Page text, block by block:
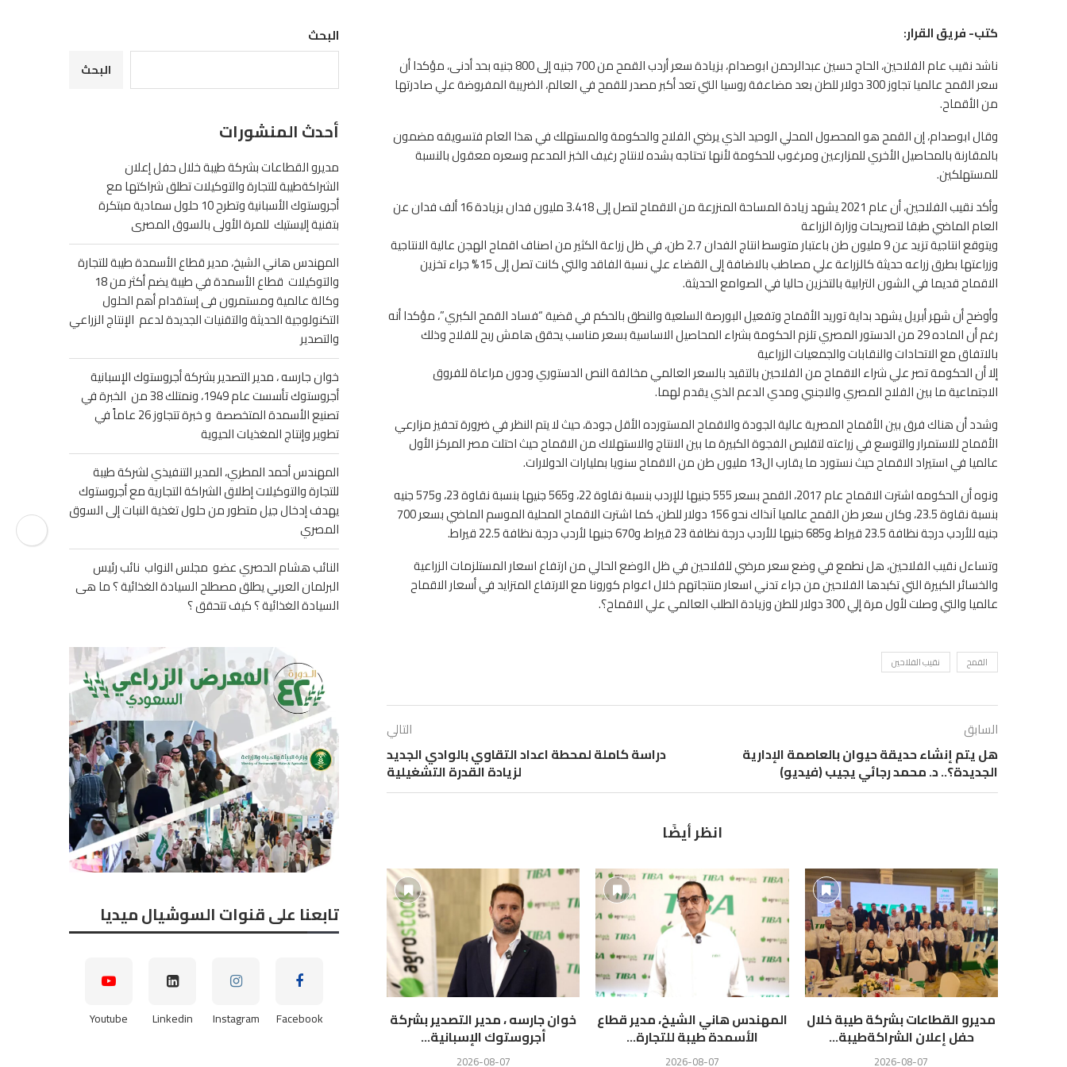
كتب- فريق القرار:
ناشد نقيب عام الفلاحين، الحاج حسين عبدالرحمن ابوصدام، بزيادة سعر أردب القمح من 700 جنيه إلى 800 جنيه بحد أدنى، مؤكدا أن
سعر القمح عالميا تجاوز 300 دولار للطن بعد مضاعفة روسيا التي تعد أكبر مصدر للقمح في العالم، الضريبة المفروضة علي صادرتها
من الأقماح.
وقال ابوصدام، إن القمح هو المحصول المحلي الوحيد الذي يرضي الفلاح والحكومة والمستهلك في هذا العام فتسويقه مضمون
بالمقارنة بالمحاصيل الأخري للمزارعين ومرغوب للحكومة لأنها تحتاجه بشده لانتاج رغيف الخبز المدعم وسعره معقول بالنسبة
للمستهلكين.
وأكد نقيب الفلاحين، أن عام 2021 يشهد زيادة المساحة المنزرعة من الاقماح لتصل إلى 3.418 مليون فدان بزيادة 16 ألف فدان عن
العام الماضي طبقا لتصريحات وزارة الزراعة
ويتوقع انتاجية تزيد عن 9 مليون طن باعتبار متوسط انتاج الفدان 2.7 طن، في ظل زراعة الكثير من اصناف اقماح الهجن عالية الانتاجية
وزراعتها بطرق زراعه حديثة كالزراعة علي مصاطب بالاضافة إلى القضاء علي نسبة الفاقد والتي كانت تصل إلى 15% جراء تخزين
الاقماح قديما في الشون الترابية بالتخزين حاليا في الصوامع الحديثة.
وأوضح أن شهر أبريل يشهد بداية توريد الأقماح وتفعيل البورصة السلعية والنطق بالحكم في قضية “فساد القمح الكبري”، مؤكدا أنه
رغم أن الماده 29 من الدستور المصري تلزم الحكومة بشراء المحاصيل الاساسية بسعر مناسب يحقق هامش ربح للفلاح وذلك
بالاتفاق مع الاتحادات والنقابات والجمعيات الزراعية
إلا أن الحكومة تصر علي شراء الاقماح من الفلاحين بالتقيد بالسعر العالمي مخالفة النص الدستوري ودون مراعاة للفروق
الاجتماعية ما بين الفلاح المصري والاجنبي ومدي الدعم الذي يقدم لهما.
وشدد أن هناك فرق بين الأقماح المصرية عالية الجودة والاقماح المستورده الأقل جودة، حيث لا يتم النظر في ضرورة تحفيز مزارعي
الأقماح للاستمرار والتوسع في زراعته لتقليص الفجوة الكبيرة ما بين الانتاج والاستهلاك من الاقماح حيث احتلت مصر المركز الأول
عالميا في استيراد الاقماح حيث نستورد ما يقارب ال13 مليون طن من الاقماح سنويا بمليارات الدولارات.
ونوه أن الحكومه اشترت الاقماح عام 2017، القمح بسعر 555 جنيها للإردب بنسبة نقاوة 22، و565 جنيها بنسبة نقاوة 23، و575 جنيه
بنسبة نقاوة 23.5، وكان سعر طن القمح عالميا آنذاك نحو 156 دولار للطن، كما اشترت الاقماح المحلية الموسم الماضي بسعر 700
جنيه للأردب درجة نظافة 23.5 قيراط، و685 جنيها للأردب درجة نظافة 23 قيراط، و670 جنيها لأردب درجة نظافة 22.5 قيراط.
وتساءل نقيب الفلاحين، هل نطمع في وضع سعر مرضي للفلاحين في ظل الوضع الحالي من ارتفاع اسعار المستلزمات الزراعية
والخسائر الكبيرة التي تكبدها الفلاحين من جراء تدني اسعار منتجاتهم خلال اعوام كورونا مع الارتفاع المتزايد في أسعار الاقماح
عالميا والتي وصلت لأول مرة إلي 300 دولار للطن وزيادة الطلب العالمي علي الاقماح؟.
القمح نقيب الفلاحين
السابق
هل يتم إنشاء حديقة حيوان بالعاصمة الإدارية
الجديدة؟.. د. محمد رجائي يجيب (فيديو)
التالي
دراسة كاملة لمحطة اعداد التقاوي بالوادي الجديد
لزيادة القدرة التشغيلية
انظر أيضًا
مديرو القطاعات بشركة طيبة خلال
حفل إعلان الشراكةطيبة...
2026-08-07
المهندس هاني الشيخ، مدير قطاع
الأسمدة طيبة للتجارة...
2026-08-07
خوان جارسه ، مدير التصدير بشركة
أجروستوك الإسبانية...
2026-08-07
المهندس أحمد المطري، المدير النائب هشام الحصري
البحث
البحث
أحدث المنشورات
مديرو القطاعات بشركة طيبة خلال حفل إعلان
الشراكةطيبة للتجارة والتوكيلات تطلق شراكتها مع
أجروستوك الأسبانية وتطرح 10 حلول سمادية مبتكرة
بتفنية إليستيك للمرة الأولى بالسوق المصرى
المهندس هاني الشيخ، مدير قطاع الأسمدة طيبة للتجارة
والتوكيلات قطاع الأسمدة في طيبة يضم أكثر من 18
وكالة عالمية ومستمرون فى إستقدام أهم الحلول
التكنولوجية الحديثة والتقنيات الجديدة لدعم الإنتاج الزراعي
والتصدير
خوان جارسه ، مدير التصدير بشركة أجروستوك الإسبانية
أجروستوك تأسست عام 1949، ونمتلك 38 من الخبرة في
تصنيع الأسمدة المتخصصة و خبرة تتجاوز 26 عاماً في
تطوير وإنتاج المغذيات الحيوية
المهندس أحمد المطري، المدير التنفيذي لشركة طيبة
للتجارة والتوكيلات إطلاق الشراكة التجارية مع أجروستوك
يهدف إدخال جيل متطور من حلول تغذية النبات إلى السوق
المصري
النائب هشام الحصري عضو مجلس النواب نائب رئيس
البرلمان العربي يطلق مصطلح السيادة الغذائية ؟ ما هى
السيادة الغذائية ؟ كيف تتحقق ؟
تابعنا على قنوات السوشيال ميديا
Facebook
Instagram
Linkedin
Youtube